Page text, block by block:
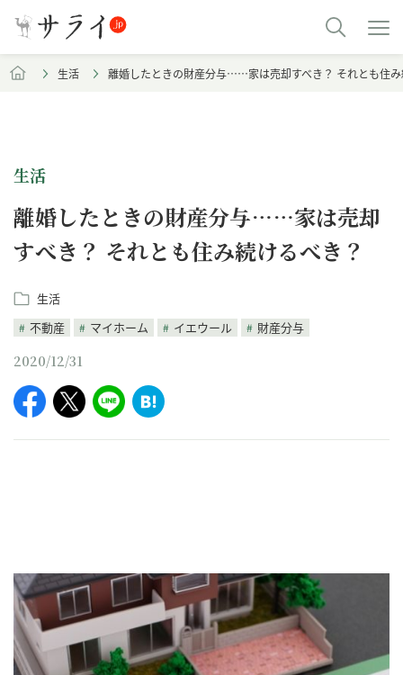
生活 離婚したときの財産分与……家は売却すべき？ それとも住
生活
離婚したときの財産分与……家は売却
すべき？ それとも住み続けるべき？
生活
不動産
マイホーム イエウール 財産分与
2020/12/31